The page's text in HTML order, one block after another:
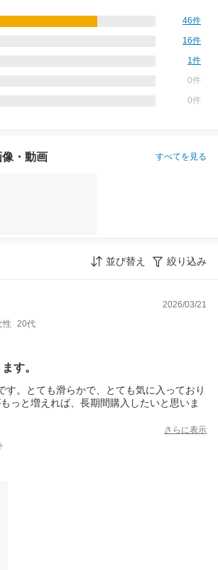
46件
16件
1件
0件
0件
・動画 すべてを見る
並び替え 絞り込み
2026/03/21
性
20代
す。
す。とても滑らかで、とても気に入っており
っと増えれば、長期間購入したいと思いま
さらに表示